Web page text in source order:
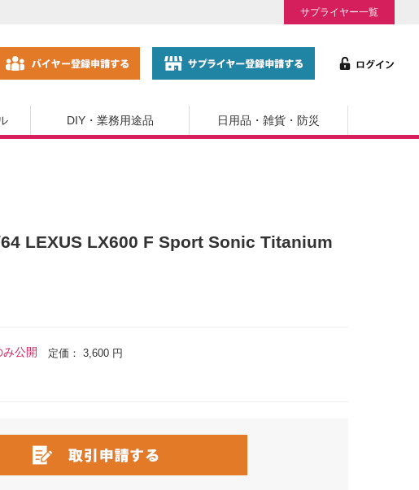
サプライヤー一覧
DIY・業務用途品 日用品・雑貨・防災
LEXUS LX600 F Sport Sonic Titanium
公開 定価： 3,600 円